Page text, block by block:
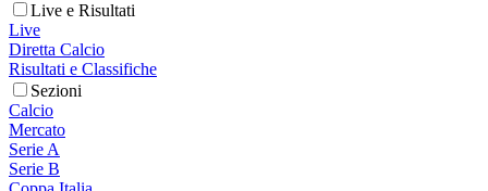
Live e Risultati
Live
Diretta Calcio
Risultati e Classifiche
Sezioni
Calcio
Mercato
Serie A
Serie B